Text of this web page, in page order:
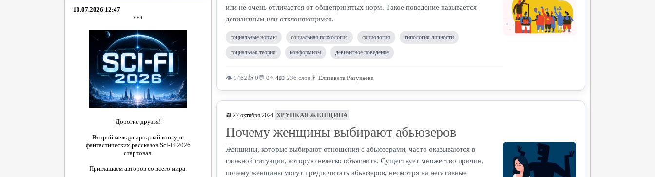
10.07.2026 12:47
***
Дорогие друзья!
Второй международный конкурс
фантастических рассказов Sci-Fi 2026
стартовал.
Приглашаем авторов со всего мира.
или не очень отличается от общепринятых норм. Такое поведение называется
девиантным или отклоняющимся.
социальные нормы социальная психология социология типология личности
социальная теория конформизм девиантное поведение
👁 1462👍 0💬 0⭐ 4📖 236 слов 👨 Елизавета Разуваева
📆 27 октября 2024 ХРУПКАЯ ЖЕНЩИНА
Почему женщины выбирают абьюзеров
Женщины, которые выбирают отношения с абьюзерами, часто оказываются в
сложной ситуации, которую нелегко объяснить. Существует множество причин,
почему женщины могут предпочитать абьюзеров, несмотря на негативные